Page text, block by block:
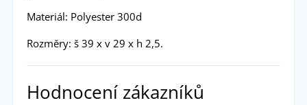
Materiál: Polyester 300d
Rozměry: š 39 x v 29 x h 2,5.
Hodnocení zákazníků